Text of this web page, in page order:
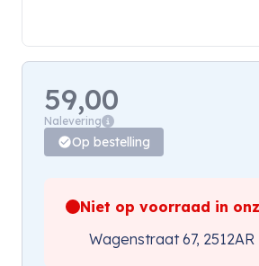
59,00
Nalevering
Op bestelling
Niet op voorraad in
Wagenstraat 67,